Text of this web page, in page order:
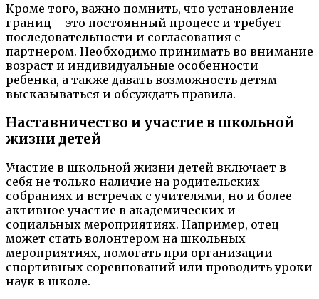
Кроме того, важно помнить, что установление
границ – это постоянный процесс и требует
последовательности и согласования с
партнером. Необходимо принимать во внимание
возраст и индивидуальные особенности
ребенка, а также давать возможность детям
высказываться и обсуждать правила.
Наставничество и участие в школьной
жизни детей
Участие в школьной жизни детей включает в
себя не только наличие на родительских
собраниях и встречах с учителями, но и более
активное участие в академических и
социальных мероприятиях. Например, отец
может стать волонтером на школьных
мероприятиях, помогать при организации
спортивных соревнований или проводить уроки
наук в школе.